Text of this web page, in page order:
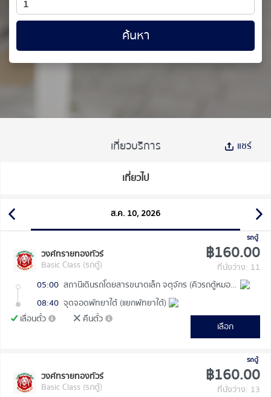
ค้นหา
เที่ยวบริการ แชร์
เที่ยวไป
ส.ค. 10, 2026
รถตู้
วงศ์ทรายทองทัวร์
Basic Class (รถตู้)
฿160.00
ที่นั่งว่าง: 11
05:00
สถานีเดินรถโดยสารขนาดเล็ก จตุจักร (คิวรถตู้หมอชิต 2)
08:40 จุดจอดพัทยาใต้ (แยกพัทยาใต้)
เลื่อนตั๋ว
คืนตั๋ว
เลือก
รถตู้
วงศ์ทรายทองทัวร์
Basic Class (รถตู้)
฿160.00
ที่นั่งว่าง: 13